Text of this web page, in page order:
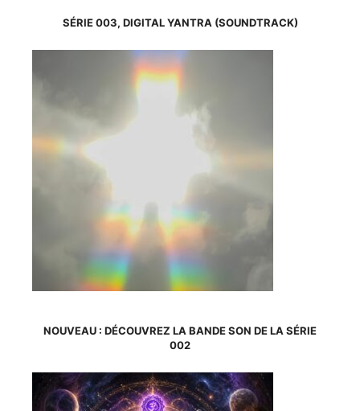
plusieurs
variations.
options
peuvent
choisies
SÉRIE 003, DIGITAL YANTRA (SOUNDTRACK)
NOUVEAU : DÉCOUVREZ LA BANDE SON DE LA SÉRIE
002